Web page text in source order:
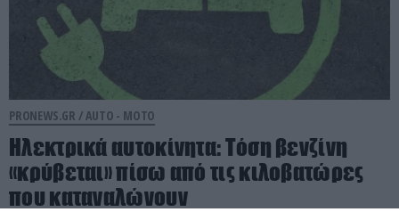
PRONEWS.GR /AUTO - MOTO
Ηλεκτρικά αυτοκίνητα: Τόση βενζίνη
«κρύβεται» πίσω από τις κιλοβατώρες
που καταναλώνουν